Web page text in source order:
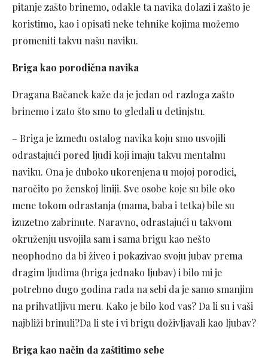
pitanje zašto brinemo, odakle ta navika dolazi i zašto je
koristimo, kao i opisati neke tehnike kojima možemo
promeniti takvu našu naviku.
Briga kao porodična navika
Dragana Bačanek kaže da je jedan od razloga zašto
brinemo i zato što smo to gledali u detinjstu.
– Briga je između ostalog navika koju smo usvojili
odrastajući pored ljudi koji imaju takvu mentalnu
naviku. Ona je duboko ukorenjena u mojoj porodici,
naročito po ženskoj liniji. Sve osobe koje su bile oko
mene tokom odrastanja (mama, baba i tetka) bile su
izuzetno zabrinute. Naravno, odrastajući u takvom
okruženju usvojila sam i sama brigu kao nešto
neophodno da bi živeo i pokazivao svoju jubav prema
dragim ljudima (briga jednako ljubav) i bilo mi je
potrebno dugo godina rada na sebi da je samo smanjim
na prihvatljivu meru. Kako je bilo kod vas? Da li su i vaši
najbliži brinuli?Da li ste i vi brigu doživljavali kao ljubav?
Briga kao način da zaštitimo sebe